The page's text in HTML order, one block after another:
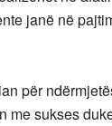
janë në
për
me sukses